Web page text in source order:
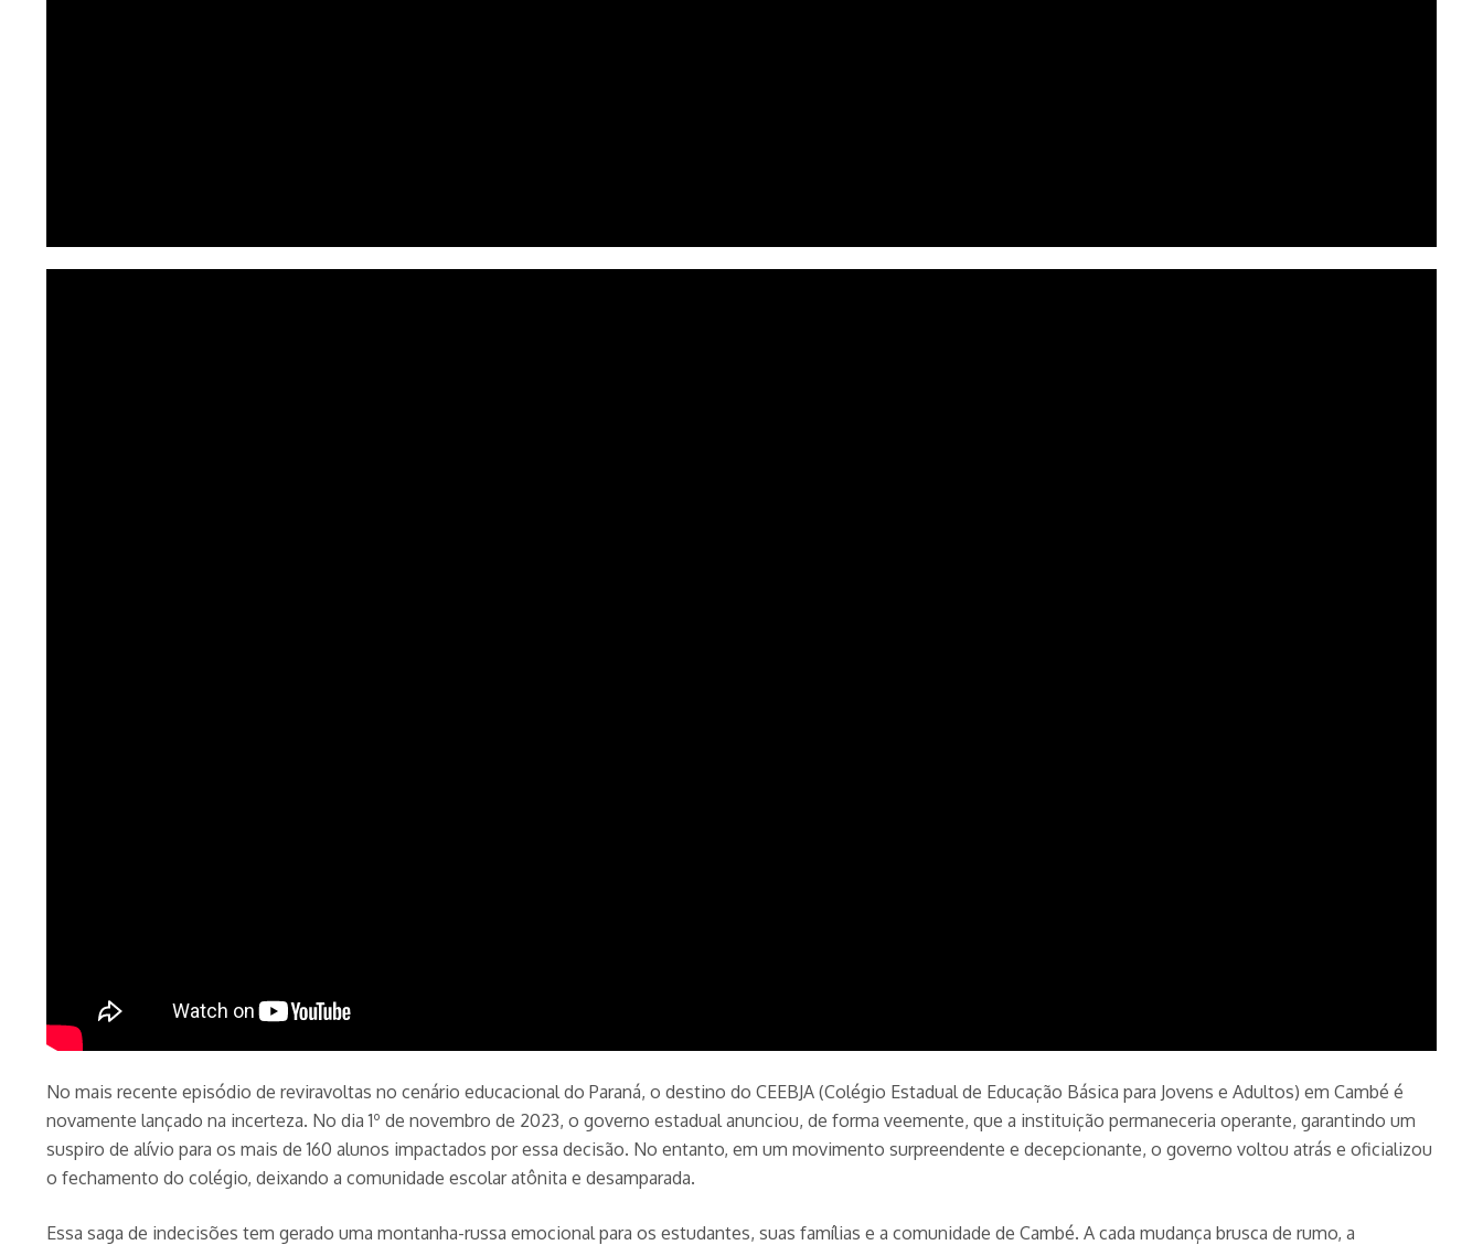
No mais recente episódio de reviravoltas no cenário educacional do Paraná, o destino do CEEBJA (Colégio Estadual de Educação Básica para Jovens e Adultos) em Cambé é
novamente lançado na incerteza. No dia 1º de novembro de 2023, o governo estadual anunciou, de forma veemente, que a instituição permaneceria operante, garantindo um
suspiro de alívio para os mais de 160 alunos impactados por essa decisão. No entanto, em um movimento surpreendente e decepcionante, o governo voltou atrás e oficializou
o fechamento do colégio, deixando a comunidade escolar atônita e desamparada.
Essa saga de indecisões tem gerado uma montanha-russa emocional para os estudantes, suas famílias e a comunidade de Cambé. A cada mudança brusca de rumo, a